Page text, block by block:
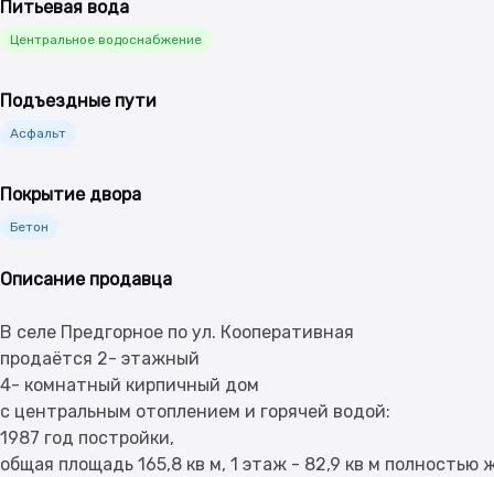
Питьевая вода
Центральное водоснабжение
Подъездные пути
Асфальт
Покрытие двора
Бетон
Описание продавца
В селе Предгорное по ул. Кооперативная
продаётся 2- этажный
4- комнатный кирпичный дом
с центральным отоплением и горячей водой:
1987 год постройки,
общая площадь 165,8 кв м, 1 этаж - 82,9 кв м полностью